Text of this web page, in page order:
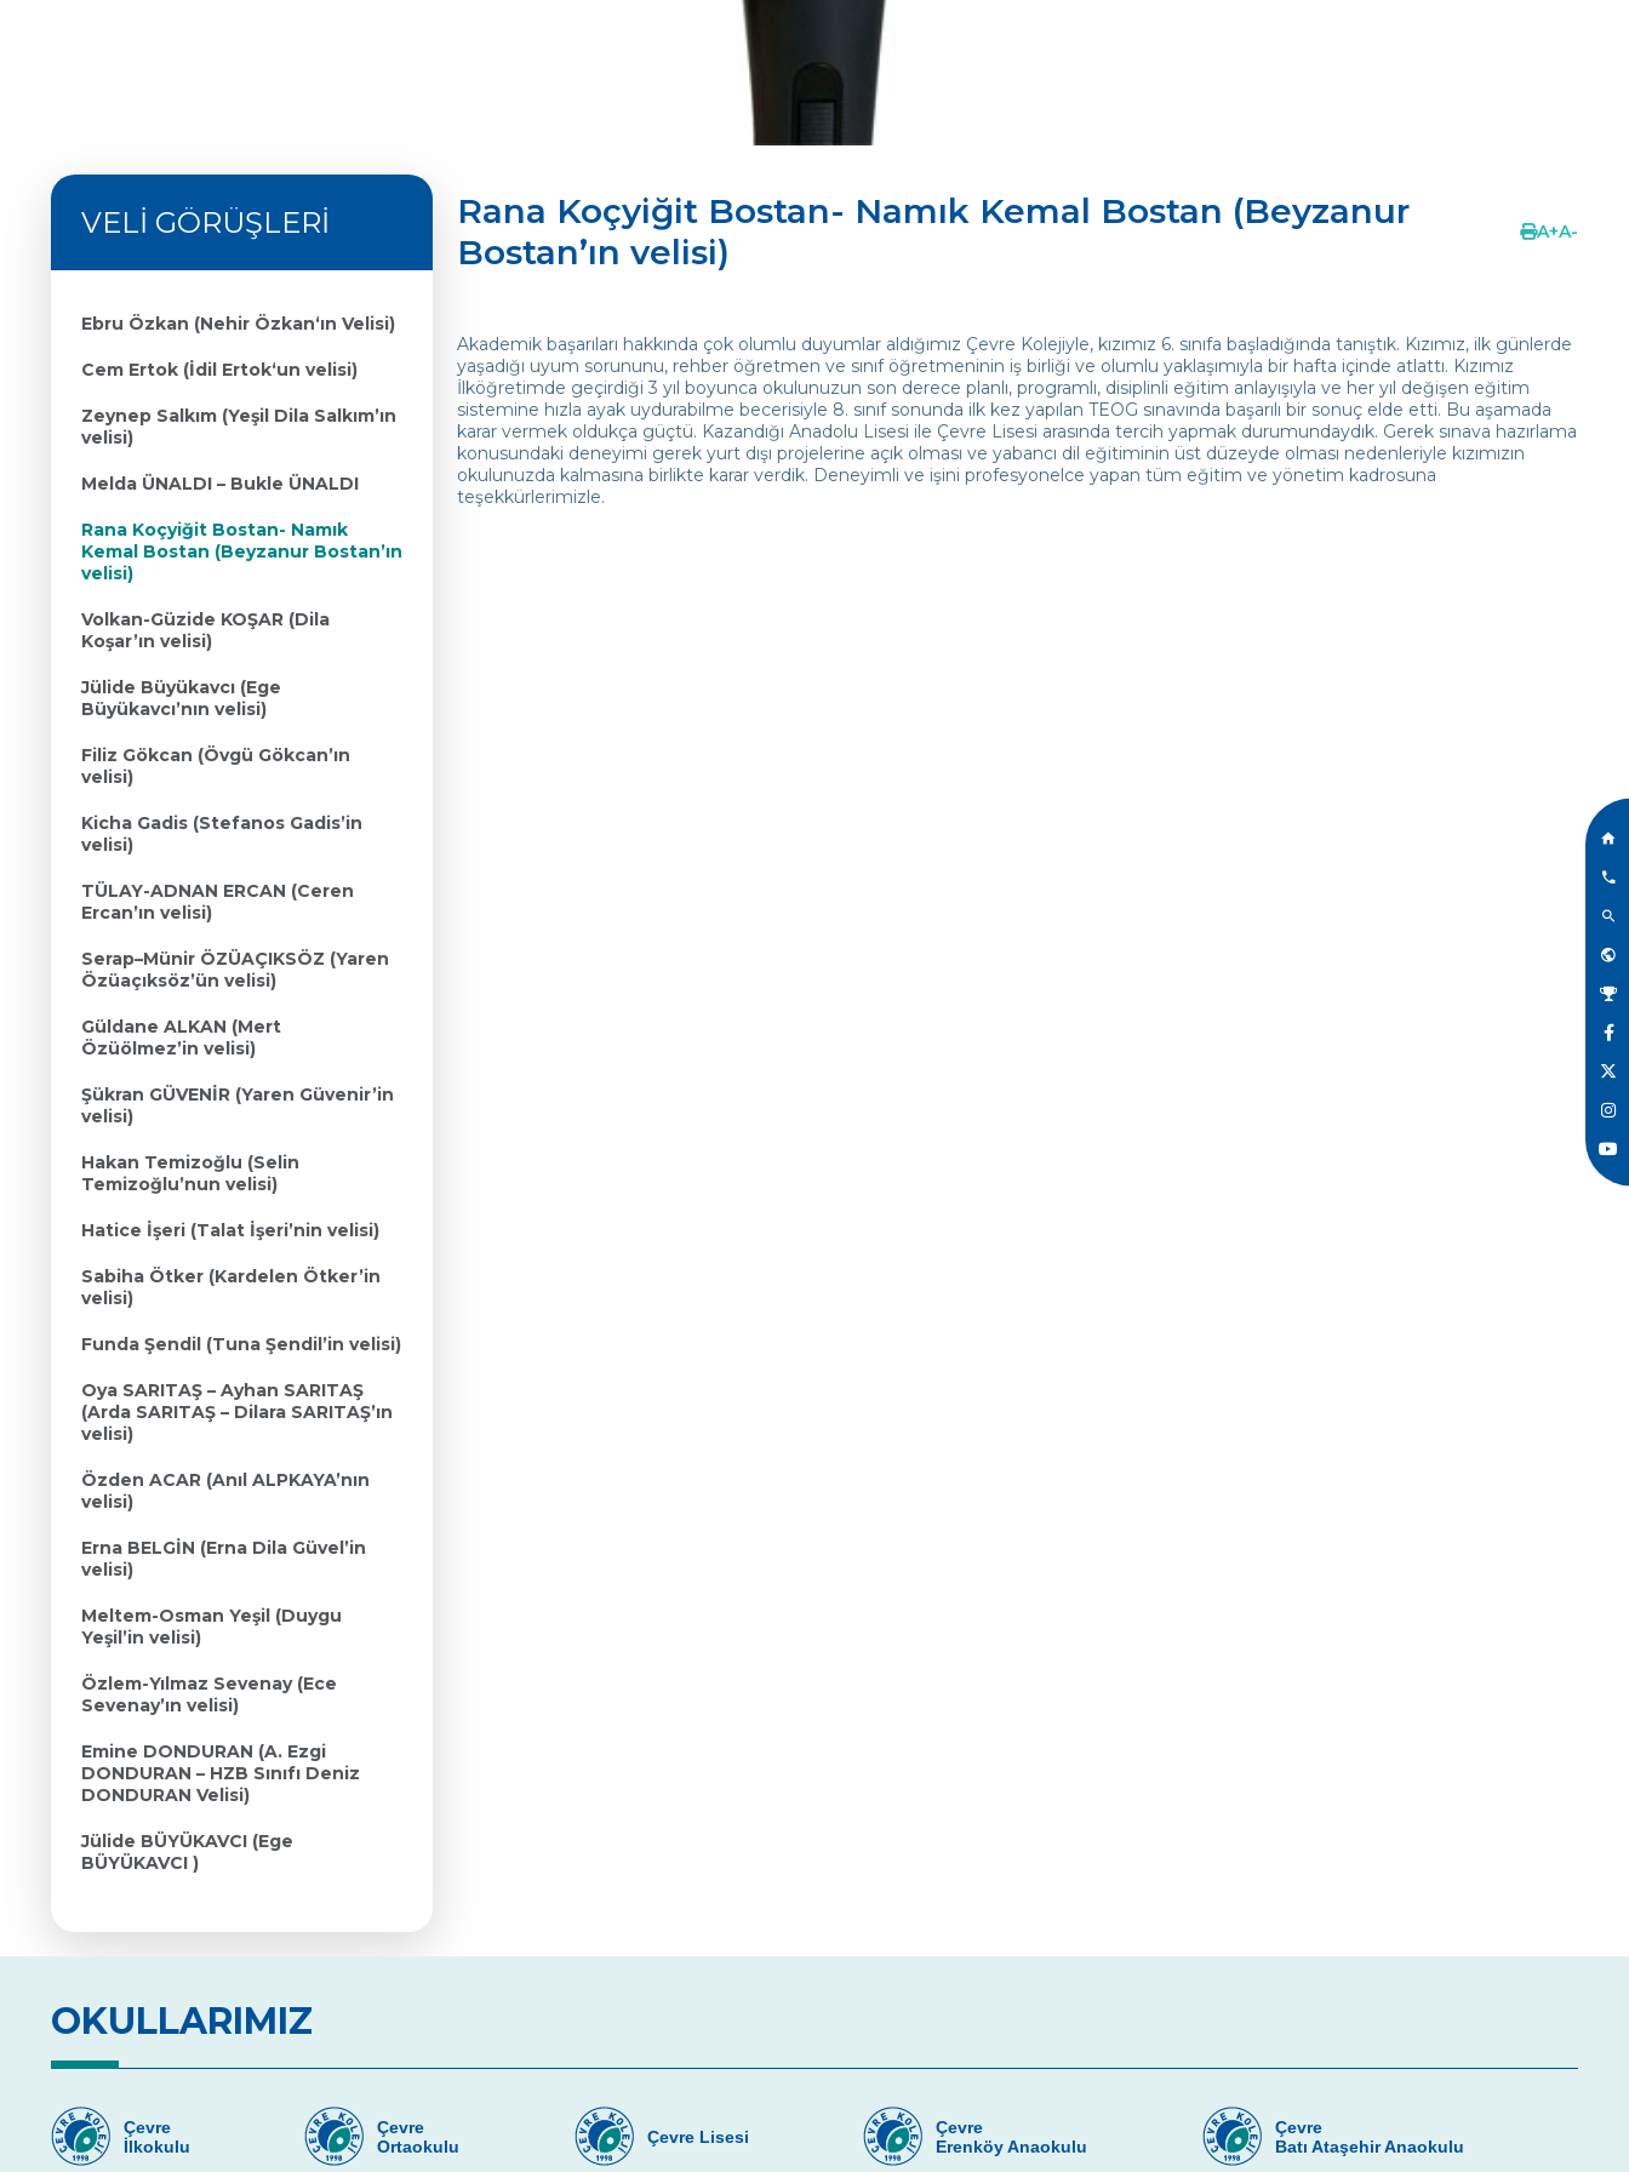
VELİ GÖRÜŞLERİ
Ebru Özkan (Nehir Özkan‘ın Velisi)
Cem Ertok (İdil Ertok‘un velisi)
Zeynep Salkım (Yeşil Dila Salkım’ın
velisi)
Melda ÜNALDI – Bukle ÜNALDI
Rana Koçyiğit Bostan- Namık
Kemal Bostan (Beyzanur Bostan’ın
velisi)
Volkan-Güzide KOŞAR (Dila
Koşar’ın velisi)
Jülide Büyükavcı (Ege
Büyükavcı’nın velisi)
Filiz Gökcan (Övgü Gökcan’ın
velisi)
Kicha Gadis (Stefanos Gadis’in
velisi)
TÜLAY-ADNAN ERCAN (Ceren
Ercan’ın velisi)
Serap–Münir ÖZÜAÇIKSÖZ (Yaren
Özüaçıksöz’ün velisi)
Güldane ALKAN (Mert
Özüölmez’in velisi)
Şükran GÜVENİR (Yaren Güvenir’in
velisi)
Hakan Temizoğlu (Selin
Temizoğlu’nun velisi)
Hatice İşeri (Talat İşeri’nin velisi)
Sabiha Ötker (Kardelen Ötker’in
velisi)
Funda Şendil (Tuna Şendil’in velisi)
Oya SARITAŞ – Ayhan SARITAŞ
(Arda SARITAŞ – Dilara SARITAŞ’ın
velisi)
Özden ACAR (Anıl ALPKAYA’nın
velisi)
Erna BELGİN (Erna Dila Güvel’in
velisi)
Meltem-Osman Yeşil (Duygu
Yeşil’in velisi)
Özlem-Yılmaz Sevenay (Ece
Sevenay’ın velisi)
Emine DONDURAN (A. Ezgi
DONDURAN – HZB Sınıfı Deniz
DONDURAN Velisi)
Jülide BÜYÜKAVCI (Ege
BÜYÜKAVCI )
Rana Koçyiğit Bostan- Namık Kemal Bostan (Beyzanur
Bostan’ın velisi)
A+A-
Akademik başarıları hakkında çok olumlu duyumlar aldığımız Çevre Kolejiyle, kızımız 6. sınıfa başladığında tanıştık. Kızımız, ilk günlerde
yaşadığı uyum sorununu, rehber öğretmen ve sınıf öğretmeninin iş birliği ve olumlu yaklaşımıyla bir hafta içinde atlattı. Kızımız
İlköğretimde geçirdiği 3 yıl boyunca okulunuzun son derece planlı, programlı, disiplinli eğitim anlayışıyla ve her yıl değişen eğitim
sistemine hızla ayak uydurabilme becerisiyle 8. sınıf sonunda ilk kez yapılan TEOG sınavında başarılı bir sonuç elde etti. Bu aşamada
karar vermek oldukça güçtü. Kazandığı Anadolu Lisesi ile Çevre Lisesi arasında tercih yapmak durumundaydık. Gerek sınava hazırlama
konusundaki deneyimi gerek yurt dışı projelerine açık olması ve yabancı dil eğitiminin üst düzeyde olması nedenleriyle kızımızın
okulunuzda kalmasına birlikte karar verdik. Deneyimli ve işini profesyonelce yapan tüm eğitim ve yönetim kadrosuna
teşekkürlerimizle.
OKULLARIMIZ
Çevre
İlkokulu
Çevre
Ortaokulu
Çevre Lisesi
Çevre
Erenköy Anaokulu
Çevre
Batı Ataşehir Anaokulu